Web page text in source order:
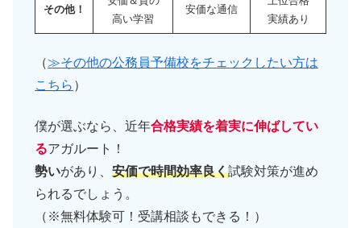
その他！
高い学習
安価な通信
実績あり
（≫その他の公務員予備校をチェックしたい方は
こちら ）
僕が選ぶなら、近年合格実績を着実に伸ばしてい
るアガルート！
勢いがあり、 安価で時間効率良く試験対策が進め
られるでしょう。
（※無料体験可！受講相談もできる！）